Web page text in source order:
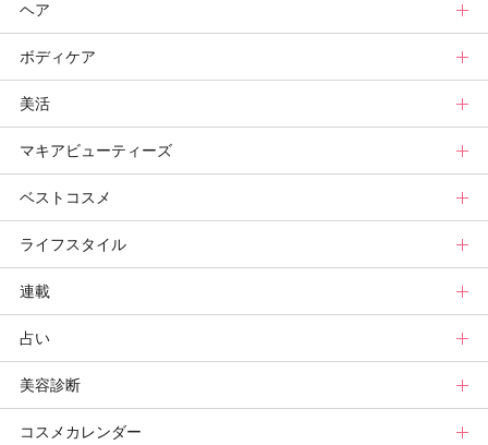
スキンケアまとめ
スキンケア診断
ニュース
メイクまとめ
ベースメイクカタログ
メイク診断
新色トップ
クリスマスコフレ
秋新色
新色コスメスウォッチ
ビューティ速報
ヘア
ヘアトップ
ニュース
ヘアカタログ
ヘアまとめ
ヘア診断
ボディケア
ボディケアトップ
ニュース
ボディケアまとめ
ボディケア診断
美活
美活トップ
美活グランプリ
ヘルスケア・ダイエット
マキアビューティーズ
マキアビューティーズトップ
TOPビューティーズ一覧
ビューティーズ一覧
記事ランキング
メンバーランキング
ベストコスメ
ベストコスメトップ
ベストコスメ
読者ベスコス
プチプラコスメグランプリ
ブライトニング・UVグランプリ
ライフスタイル
ライフスタイルトップ
ニュース
ライフスタイルまとめ
ライフスタイル診断
連載
連載トップ
マキアエディターズのオッス！推しコス
小林ひろ美のキレイはかけ算
占い
占いトップ
Keikoの月星座占い
美容診断
美容診断トップ
コスメカレンダー